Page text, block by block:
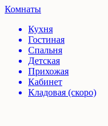
Комнаты
Кухня
Гостиная
Спальня
Детская
Прихожая
Кабинет
Кладовая (скоро)